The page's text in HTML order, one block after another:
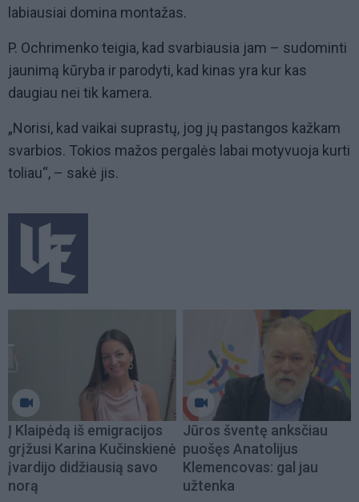
labiausiai domina montažas.
P. Ochrimenko teigia, kad svarbiausia jam – sudominti
jaunimą kūryba ir parodyti, kad kinas yra kur kas
daugiau nei tik kamera.
„Norisi, kad vaikai suprastų, jog jų pastangos kažkam
svarbios. Tokios mažos pergalės labai motyvuoja kurti
toliau“, – sakė jis.
Į Klaipėdą iš emigracijos
grįžusi Karina Kučinskienė
įvardijo didžiausią savo
norą
Jūros šventę anksčiau
puošęs Anatolijus
Klemencovas: gal jau
užtenka